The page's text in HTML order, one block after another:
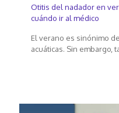
Otitis del nadador en
cuándo ir al médico
El verano es sinónimo
acuáticas. Sin embargo,